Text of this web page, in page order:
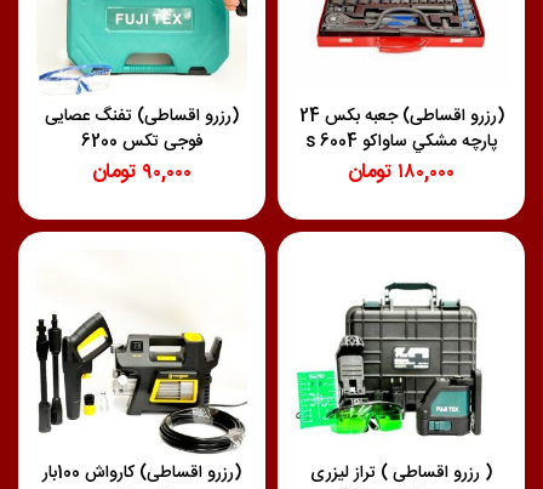
(رزرو اقساطی) جعبه بکس 24
پارچه مشکي ساواکو 6004 s
تومان ۱۸۰,۰۰۰
(رزرو اقساطی) تفنگ عصایی
فوجی تکس 6200
تومان ۹۰,۰۰۰
( رزرو اقساطی ) تراز لیزری
(رزرو اقساطی) کارواش 100بار